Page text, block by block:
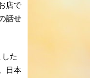
店で
話せ
た
日本